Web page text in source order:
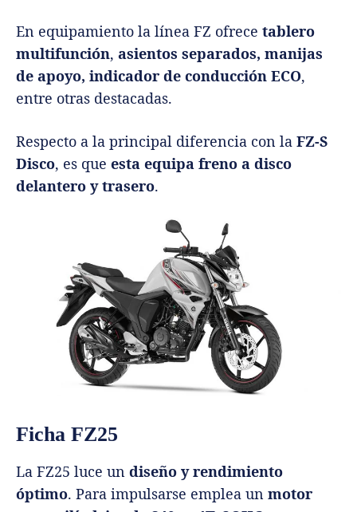
En equipamiento la línea FZ ofrece tablero
multifunción, asientos separados, manijas
de apoyo, indicador de conducción ECO,
entre otras destacadas.
Respecto a la principal diferencia con la FZ-S
Disco, es que esta equipa freno a disco
delantero y trasero.
Ficha FZ25
La FZ25 luce un diseño y rendimiento
óptimo. Para impulsarse emplea un motor